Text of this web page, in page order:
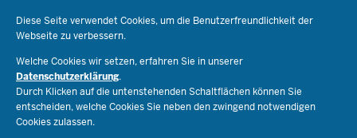
Diese Seite verwendet Cookies, um die Benutzerfreundlichkeit der
Webseite zu verbessern.
Welche Cookies wir setzen, erfahren Sie in unserer
Datenschutzerklärung.
Durch Klicken auf die untenstehenden Schaltflächen können Sie
entscheiden, welche Cookies Sie neben den zwingend notwendigen
Cookies zulassen.
Bildungsthemen
Lehrkräfte
Recht
Schulleben
Ministerium
Ministerin Dorothee Feller
Staatssekretär Dr. Urban Mauer
Presse